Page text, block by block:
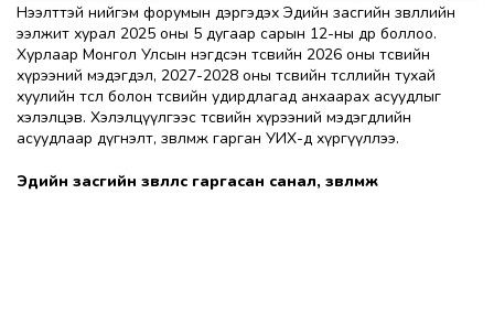
Нээлттэй нийгэм форумын дэргэдэх Эдийн засгийн зөвлөлийн
ээлжит хурал 2025 оны 5 дугаар сарын 12-ны өдөр боллоо.
Хурлаар Монгол Улсын нэгдсэн төсвийн 2026 оны төсвийн
хүрээний мэдэгдэл, 2027-2028 оны төсвийн төсөөллийн тухай
хуулийн төсөл болон төсвийн удирдлагад анхаарах асуудлыг
хэлэлцэв. Хэлэлцүүлгээс төсвийн хүрээний мэдэгдлийн
асуудлаар дүгнэлт, зөвлөмж гарган УИХ-д хүргүүллээ.
Эдийн засгийн зөвлөлөөс гаргасан санал, зөвлөмж